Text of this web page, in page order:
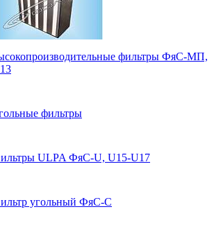
фильтры ФяС-МП,
фильтры
ULPA ФяС-U, U15-U17
угольный ФяС-С